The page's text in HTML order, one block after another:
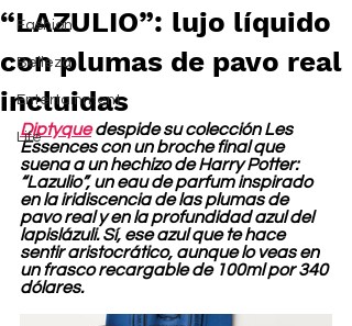
Fashion
Belleza
Entertainment
Life
“LAZULIO”: lujo líquido
con plumas de pavo real
incluidas
Diptyque despide su colección Les
Essences con un broche final que
suena a un hechizo de Harry Potter:
“Lazulio”, un eau de parfum inspirado
en la iridiscencia de las plumas de
pavo real y en la profundidad azul del
lapislázuli. Sí, ese azul que te hace
sentir aristocrático, aunque lo veas en
un frasco recargable de 100ml por 340
dólares.